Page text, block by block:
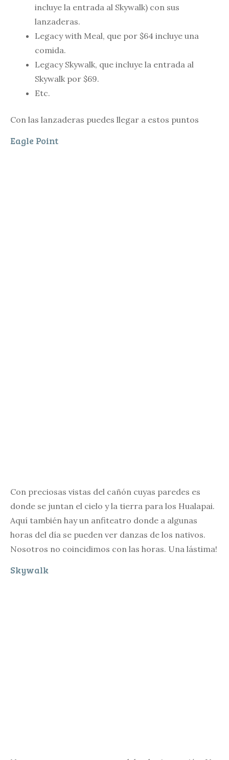
incluye la entrada al Skywalk) con sus
lanzaderas.
Legacy with Meal, que por $64 incluye una
comida.
Legacy Skywalk, que incluye la entrada al
Skywalk por $69.
Etc.
Con las lanzaderas puedes llegar a estos puntos
Eagle Point
Con preciosas vistas del cañón cuyas paredes es
donde se juntan el cielo y la tierra para los Hualapai.
Aquí también hay un anfiteatro donde a algunas
horas del día se pueden ver danzas de los nativos.
Nosotros no coincidimos con las horas. Una lástima!
Skywalk